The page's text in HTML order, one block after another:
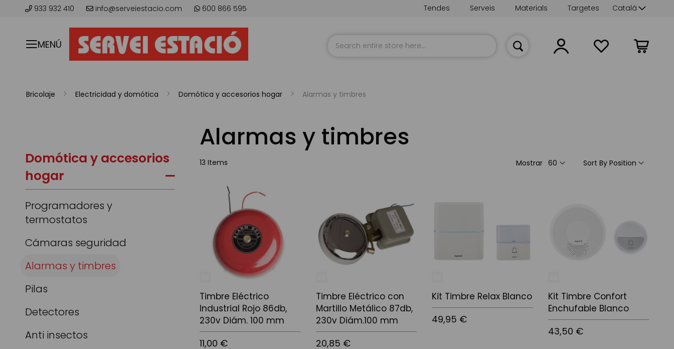
933 932 410 info@serveiestacio.com 600 866 595 Language
Català
Targetes
Materials
Serveis
Tendes
MENÚ
La meva
Bricolaje Electricidad y domótica Domótica y accesorios hogar Alarmas y timbres
Alarmas y timbres
13 Items Sort By
Mostrar
Timbre Eléctrico
Industrial Rojo 86db,
230v Diám. 100 mm
11,00 €
Timbre Eléctrico con
Martillo Metálico 87db,
230v Diám.100 mm
20,85 €
Kit Timbre Relax Blanco
49,95 €
Kit Timbre Confort
Enchufable Blanco
43,50 €
Domótica y accesorios
hogar
Programadores y
termostatos
Cámaras seguridad
Alarmas y timbres
Pilas
Detectores
Anti insectos